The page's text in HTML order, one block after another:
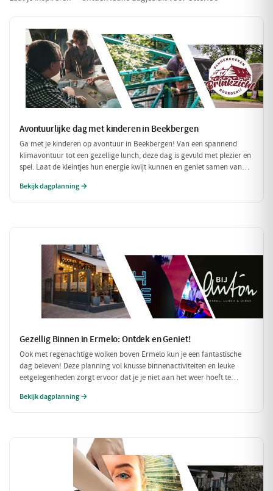
Avontuurlijke dag met kinderen in Beekbergen
Ga met je kinderen op avontuur in Beekbergen! Van een spannend
klimavontuur tot een gezellige lunch, deze dag is gevuld met plezier en
spel. Laat de kleintjes hun energie kwijt kunnen en geniet samen van
Bekijk dagplanning →
Gezellig Binnen in Ermelo: Ontdek en Geniet!
Ook met regenachtige wolken boven Ermelo kun je een fantastische
dag beleven! Deze planning vol knusse binnenactiviteiten en leuke
eetgelegenheden zorgt ervoor dat je je niet aan het weer hoeft te
binnen.
Bekijk dagplanning →